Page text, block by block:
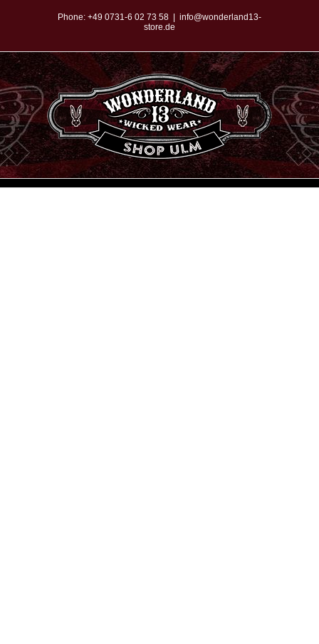
springen
Phone: +49 0731-6 02 73 58
info@wonderland13-
store.de